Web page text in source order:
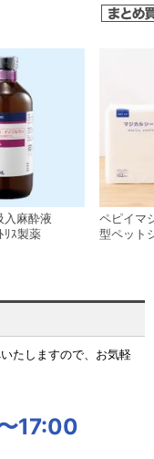
麻酔液
ﾘｽ製薬
ペピイマ
型ペット
たしますので、お気軽
17:00